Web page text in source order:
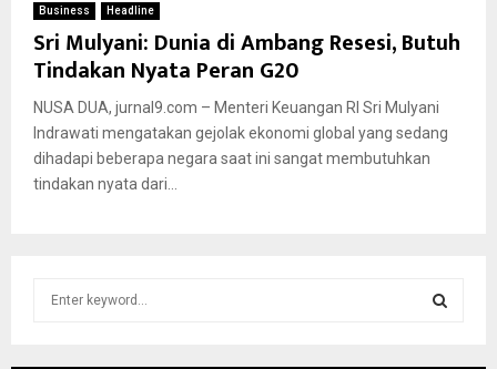
Business Headline
Sri Mulyani: Dunia di Ambang Resesi, Butuh
Tindakan Nyata Peran G20
NUSA DUA, jurnal9.com – Menteri Keuangan RI Sri Mulyani
Indrawati mengatakan gejolak ekonomi global yang sedang
dihadapi beberapa negara saat ini sangat membutuhkan
tindakan nyata dari...